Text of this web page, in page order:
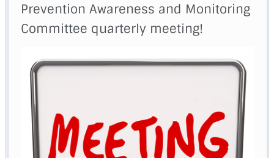
Prevention Awareness and Monitoring
Committee quarterly meeting!